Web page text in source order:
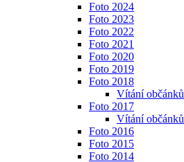
Foto 2024
Foto 2023
Foto 2022
Foto 2021
Foto 2020
Foto 2019
Foto 2018
Vítání občánků
Foto 2017
Vítání občánků
Foto 2016
Foto 2015
Foto 2014